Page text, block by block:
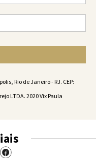
Rio de Janeiro - RJ. CEP:
LTDA. 2020 Vix Paula